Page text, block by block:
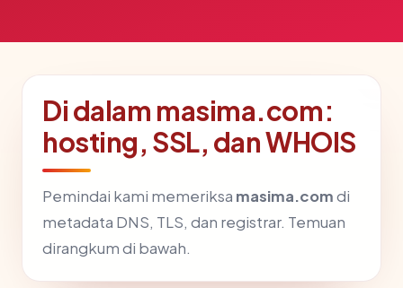
Di dalam masima.com:
hosting, SSL, dan WHOIS
Pemindai kami memeriksa masima.comdi
metadata DNS, TLS, dan registrar. Temuan
dirangkum di bawah.